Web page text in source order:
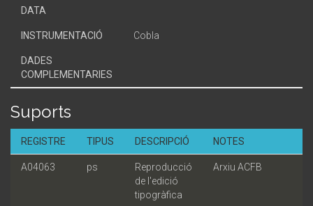
DATA
INSTRUMENTACIÓ Cobla
DADES
COMPLEMENTARIES
Suports
REGISTRE TIPUS DESCRIPCIÓ NOTES
A04063 ps
Reproducció
de l'edició
tipogràfica
Arxiu ACFB